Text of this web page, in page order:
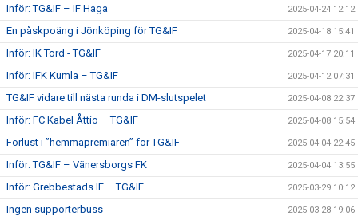
Inför: TG&IF – IF Haga 2025-04-24 12:12
En påskpoäng i Jönköping för TG&IF 2025-04-18 15:41
Inför: IK Tord - TG&IF 2025-04-17 20:11
Inför: IFK Kumla – TG&IF 2025-04-12 07:31
TG&IF vidare till nästa runda i DM-slutspelet 2025-04-08 22:37
Inför: FC Kabel Åttio – TG&IF 2025-04-08 15:54
Förlust i ”hemmapremiären” för TG&IF 2025-04-04 22:45
Inför: TG&IF – Vänersborgs FK 2025-04-04 13:55
Inför: Grebbestads IF – TG&IF 2025-03-29 10:12
Ingen supporterbuss 2025-03-28 19:06